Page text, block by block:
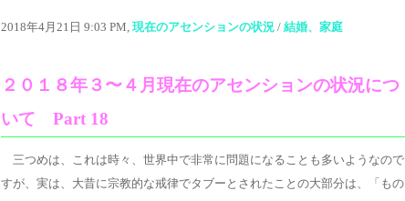
2018年4月21日 9:03 PM, 現在のアセンションの状況 / 結婚、家庭
２０１８年３〜４月現在のアセンションの状況につ
いて Part 18
三つめは、これは時々、世界中で非常に問題になることも多いようなので
すが、実は、大昔に宗教的な戒律でタブーとされたことの大部分は、「もの